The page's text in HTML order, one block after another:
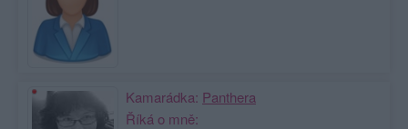
Kamarádka: Panthera
Říká o mně: